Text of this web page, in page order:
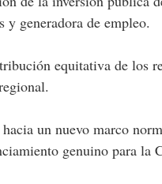
y generadora de empleo.
equitativa de los
un nuevo marco
genuino para la